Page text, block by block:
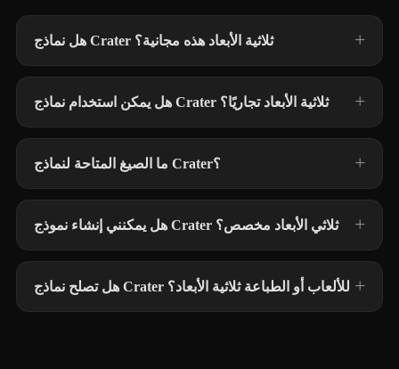
هل نماذج Crater ثلاثية الأبعاد هذه مجانية؟
هل يمكن استخدام نماذج Crater ثلاثية الأبعاد تجاريًا؟
ما الصيغ المتاحة لنماذج Crater؟
هل يمكنني إنشاء نموذج Crater ثلاثي الأبعاد مخصص؟
هل تصلح نماذج Crater للألعاب أو الطباعة ثلاثية الأبعاد؟